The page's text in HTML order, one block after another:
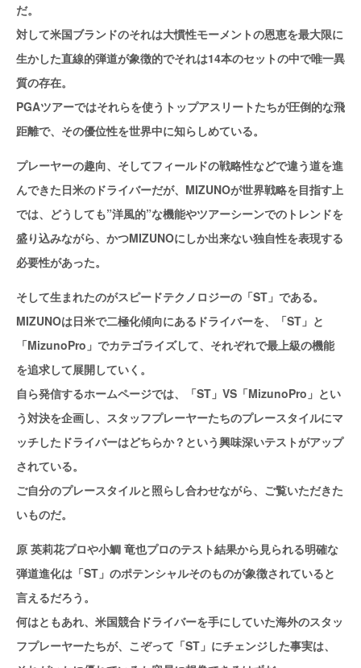
だ。
対して米国ブランドのそれは大慣性モーメントの恩恵を最大限に
生かした直線的弾道が象徴的でそれは14本のセットの中で唯一異
質の存在。
PGAツアーではそれらを使うトップアスリートたちが圧倒的な飛
距離で、その優位性を世界中に知らしめている。
プレーヤーの趣向、そしてフィールドの戦略性などで違う道を進
んできた日米のドライバーだが、MIZUNOが世界戦略を目指す上
では、どうしても”洋風的”な機能やツアーシーンでのトレンドを
盛り込みながら、かつMIZUNOにしか出来ない独自性を表現する
必要性があった。
そして生まれたのがスピードテクノロジーの「ST」である。
MIZUNOは日米で二極化傾向にあるドライバーを、「ST」と
「MizunoPro」でカテゴライズして、それぞれで最上級の機能
を追求して展開していく。
自ら発信するホームページでは、「ST」VS「MizunoPro」とい
う対決を企画し、スタッフプレーヤーたちのプレースタイルにマ
ッチしたドライバーはどちらか？という興味深いテストがアップ
されている。
ご自分のプレースタイルと照らし合わせながら、ご覧いただきた
いものだ。
原 英莉花プロや小鯛 竜也プロのテスト結果から見られる明確な
弾道進化は「ST」のポテンシャルそのものが象徴されていると
言えるだろう。
何はともあれ、米国競合ドライバーを手にしていた海外のスタッ
フプレーヤーたちが、こぞって「ST」にチェンジした事実は、